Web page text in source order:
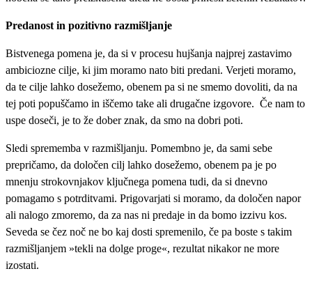
Predanost in pozitivno razmišljanje
Bistvenega pomena je, da si v procesu hujšanja najprej zastavimo
ambiciozne cilje, ki jim moramo nato biti predani. Verjeti moramo,
da te cilje lahko dosežemo, obenem pa si ne smemo dovoliti, da na
tej poti popuščamo in iščemo take ali drugačne izgovore. Če nam to
uspe doseči, je to že dober znak, da smo na dobri poti.
Sledi sprememba v razmišljanju. Pomembno je, da sami sebe
prepričamo, da določen cilj lahko dosežemo, obenem pa je po
mnenju strokovnjakov ključnega pomena tudi, da si dnevno
pomagamo s potrditvami. Prigovarjati si moramo, da določen napor
ali nalogo zmoremo, da za nas ni predaje in da bomo izzivu kos.
Seveda se čez noč ne bo kaj dosti spremenilo, če pa boste s takim
razmišljanjem »tekli na dolge proge«, rezultat nikakor ne more
izostati.